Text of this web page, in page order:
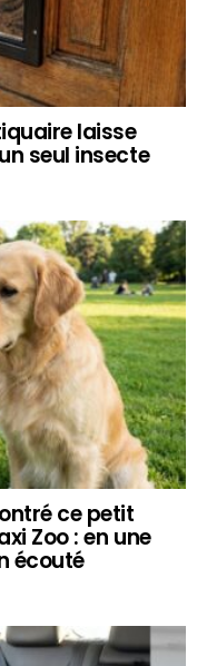
laisse
seul insecte
ce petit
Zoo : en une
écouté